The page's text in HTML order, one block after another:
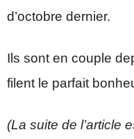
d’octobre dernier.
Ils sont en couple
filent le parfait
(La suite de l’article